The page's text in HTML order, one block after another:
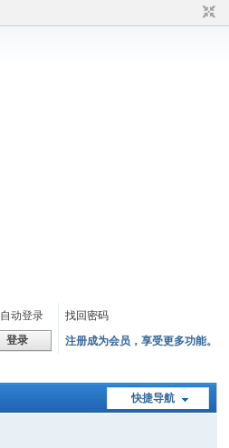
自动登录
找回密码
登录 注册成为会员，享受更多功能。
快捷导航